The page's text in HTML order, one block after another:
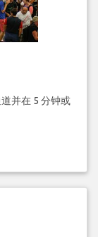
并在 5 分钟或